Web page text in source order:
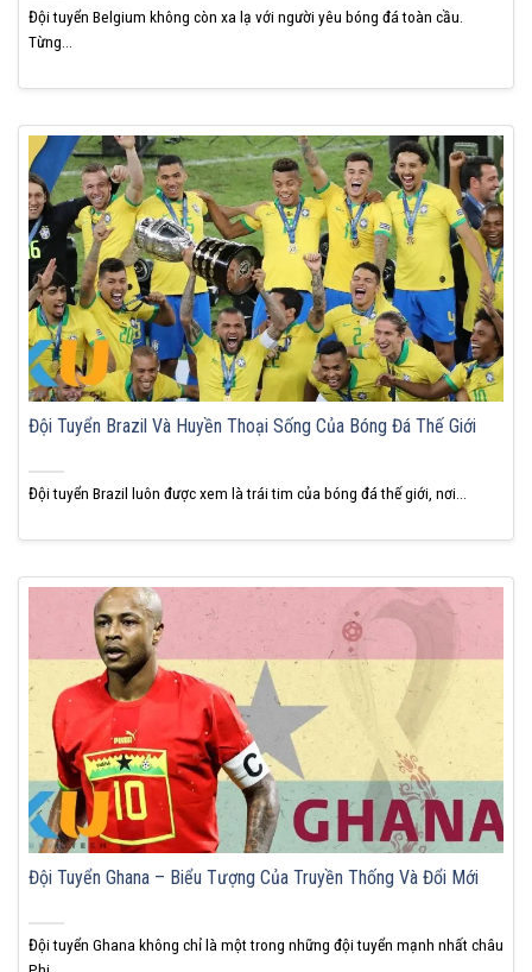
Đội tuyển Belgium không còn xa lạ với người yêu bóng đá toàn cầu.
Từng...
Đội Tuyển Brazil Và Huyền Thoại Sống Của Bóng Đá Thế Giới
Đội tuyển Brazil luôn được xem là trái tim của bóng đá thế giới, nơi...
Đội Tuyển Ghana – Biểu Tượng Của Truyền Thống Và Đổi Mới
Đội tuyển Ghana không chỉ là một trong những đội tuyển mạnh nhất châu